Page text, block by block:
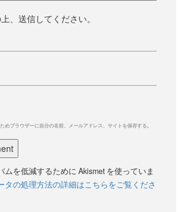
、送信してください。
めブラウザーに自分の名前、メールアドレス、サイトを保存する。
ムを低減するために Akismet を使っていま
タの処理方法の詳細はこちらをご覧くださ